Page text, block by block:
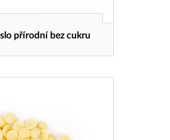
přírodní bez cukru